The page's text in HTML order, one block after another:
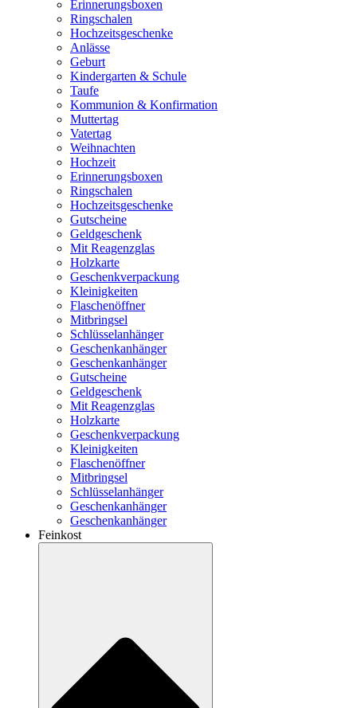
Erinnerungsboxen
Ringschalen
Hochzeitsgeschenke
Anlässe
Geburt
Kindergarten & Schule
Taufe
Kommunion & Konfirmation
Muttertag
Vatertag
Weihnachten
Hochzeit
Erinnerungsboxen
Ringschalen
Hochzeitsgeschenke
Gutscheine
Geldgeschenk
Mit Reagenzglas
Holzkarte
Geschenkverpackung
Kleinigkeiten
Flaschenöffner
Mitbringsel
Schlüsselanhänger
Geschenkanhänger
Geschenkanhänger
Gutscheine
Geldgeschenk
Mit Reagenzglas
Holzkarte
Geschenkverpackung
Kleinigkeiten
Flaschenöffner
Mitbringsel
Schlüsselanhänger
Geschenkanhänger
Geschenkanhänger
Feinkost